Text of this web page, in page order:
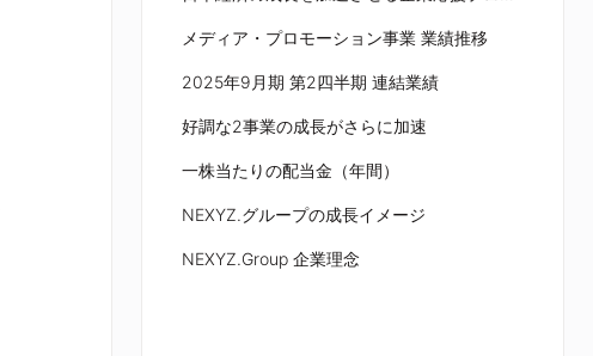
メディア・プロモーション事業 業績推移
2025年9月期 第2四半期 連結業績
好調な2事業の成長がさらに加速
一株当たりの配当金（年間）
NEXYZ.グループの成長イメージ
NEXYZ.Group 企業理念